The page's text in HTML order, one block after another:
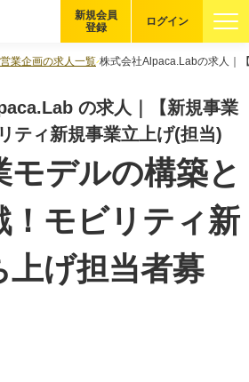
由
の仕組み
て
ログイン
新規会員
登録
業企画の求人一覧 株式会社Alpaca.Labの求人｜
の求人｜【新規事業
ティ新規事業立上げ(担当)
モデルの構築と
！モビリティ新
上げ担当者募